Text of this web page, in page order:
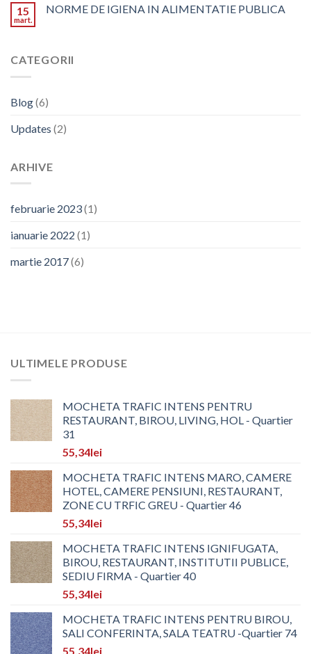
15
mart.
NORME DE IGIENA IN ALIMENTATIE PUBLICA
CATEGORII
Blog(6)
Updates (2)
ARHIVE
februarie 2023(1)
ianuarie 2022 (1)
martie 2017(6)
ULTIMELE PRODUSE
MOCHETA TRAFIC INTENS PENTRU
RESTAURANT, BIROU, LIVING, HOL - Quartier
31
55,34lei
MOCHETA TRAFIC INTENS MARO, CAMERE
HOTEL, CAMERE PENSIUNI, RESTAURANT,
ZONE CU TRFIC GREU - Quartier 46
55,34lei
MOCHETA TRAFIC INTENS IGNIFUGATA,
BIROU, RESTAURANT, INSTITUTII PUBLICE,
SEDIU FIRMA - Quartier 40
55,34lei
MOCHETA TRAFIC INTENS PENTRU BIROU,
SALI CONFERINTA, SALA TEATRU -Quartier 74
55,34lei